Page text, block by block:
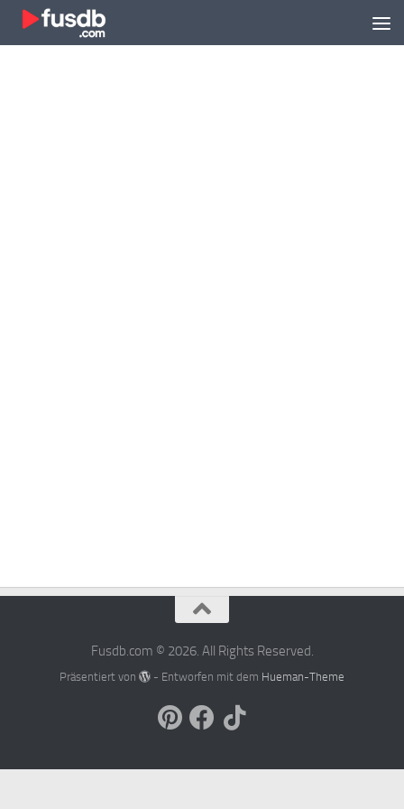
Zum Inhalt springen
Fusdb.com © 2026. All Rights Reserved.
Präsentiert von - Entworfen mit dem Hueman-Theme